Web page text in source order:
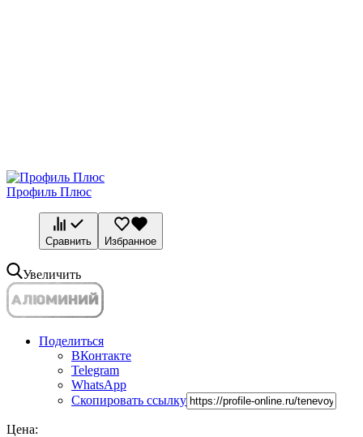
Профиль Плюс
Сравнить Избранное
Увеличить
Поделиться
ВКонтакте
Telegram
WhatsApp
Скопировать ссылку
Цена: